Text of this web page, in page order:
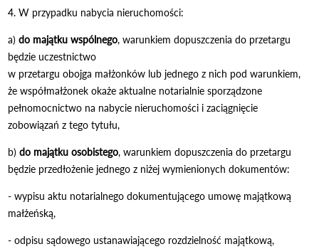
4. W przypadku nabycia nieruchomości:
a)do majątku wspólnego, warunkiem dopuszczenia do przetargu
będzie uczestnictwo
w przetargu obojga małżonków lub jednego z nich pod warunkiem,
że współmałżonek okaże aktualne notarialnie sporządzone
pełnomocnictwo na nabycie nieruchomości i zaciągnięcie
zobowiązań z tego tytułu,
b)do majątku osobistego, warunkiem dopuszczenia do przetargu
będzie przedłożenie jednego z niżej wymienionych dokumentów:
- wypisu aktu notarialnego dokumentującego umowę majątkową
małżeńską,
- odpisu sądowego ustanawiającego rozdzielność majątkową,